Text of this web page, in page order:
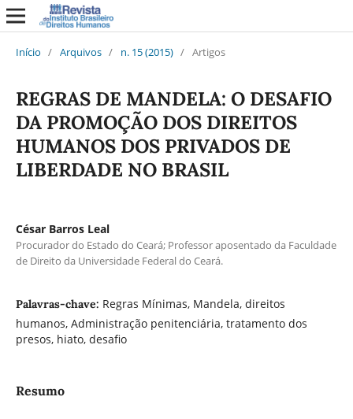
Início / Arquivos / n. 15 (2015) / Artigos
REGRAS DE MANDELA: O DESAFIO
DA PROMOÇÃO DOS DIREITOS
HUMANOS DOS PRIVADOS DE
LIBERDADE NO BRASIL
César Barros Leal
Procurador do Estado do Ceará; Professor aposentado da Faculdade
de Direito da Universidade Federal do Ceará.
Palavras-chave: Regras Mínimas, Mandela, direitos
humanos, Administração penitenciária, tratamento dos
presos, hiato, desafio
Resumo